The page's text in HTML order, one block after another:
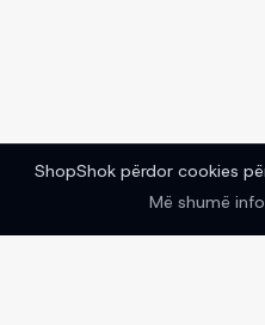
ShopShok përdor cookies
Më shumë